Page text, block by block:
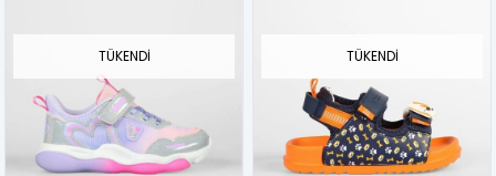
TÜKENDI TÜKENDI